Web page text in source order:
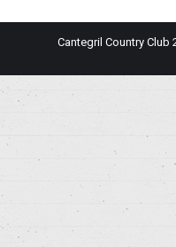
Cantegril Country Club